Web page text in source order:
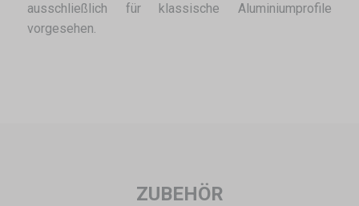
ausschließlich für klassische Aluminiumprofile
vorgesehen.
ZUBEHÖR